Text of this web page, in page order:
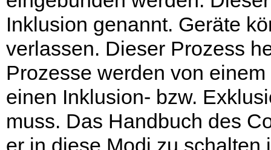
Inklusion genannt. Geräte
verlassen. Dieser Prozess
Prozesse werden von
einen Inklusion- bzw.
muss. Das Handbuch des
er in diese Modi zu schalten